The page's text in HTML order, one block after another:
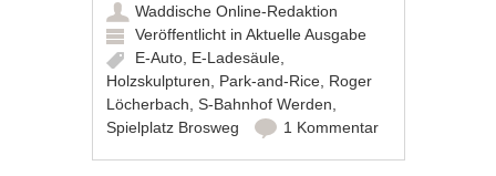
Waddische Online-Redaktion
Veröffentlicht inAktuelle Ausgabe
E-Auto E-Ladesäule
Holzskulpturen
Park-and-Rice Roger
Löcherbach ,S-Bahnhof Werden
Spielplatz Brosweg
1 Kommentar